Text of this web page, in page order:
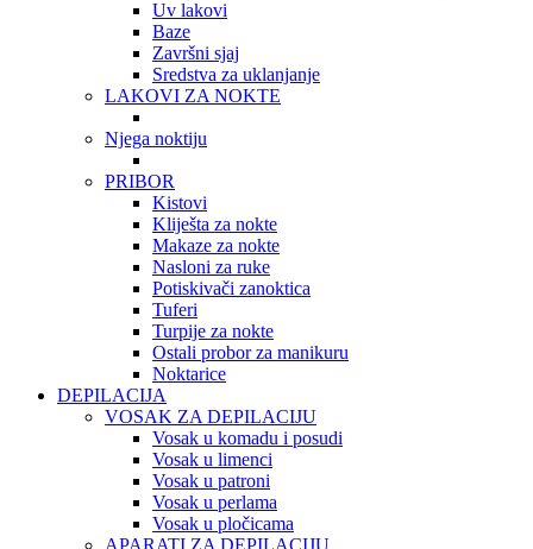
Uv lakovi
Baze
Završni sjaj
Sredstva za uklanjanje
LAKOVI ZA NOKTE
Njega noktiju
PRIBOR
Kistovi
Kliješta za nokte
Makaze za nokte
Nasloni za ruke
Potiskivači zanoktica
Tuferi
Turpije za nokte
Ostali probor za manikuru
Noktarice
DEPILACIJA
VOSAK ZA DEPILACIJU
Vosak u komadu i posudi
Vosak u limenci
Vosak u patroni
Vosak u perlama
Vosak u pločicama
APARATI ZA DEPILACIJU